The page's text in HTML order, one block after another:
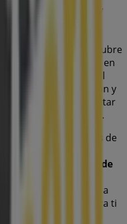
a
y
sobre las
los catálogos de
y descubre
para ahorrar en
te mantenemos al
horarios de atención y
que puedas disfrutar
en
.
las
de
durante
agosto de
las mejores
. ¡Empieza a
que tenemos para ti